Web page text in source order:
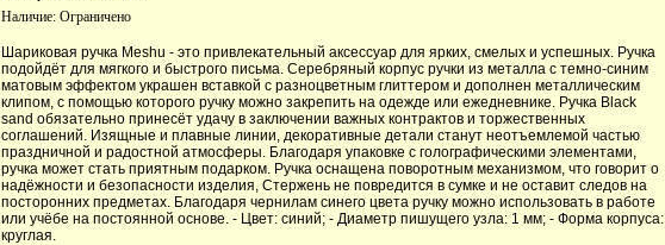
Наличие: Ограничено
Шариковая ручка Meshu - это привлекательный аксессуар для ярких, смелых и успешных. Ручка
подойдёт для мягкого и быстрого письма. Серебряный корпус ручки из металла с темно-синим
матовым эффектом украшен вставкой с разноцветным глиттером и дополнен металлическим
клипом, с помощью которого ручку можно закрепить на одежде или ежедневнике. Ручка Black
sand обязательно принесёт удачу в заключении важных контрактов и торжественных
соглашений. Изящные и плавные линии, декоративные детали станут неотъемлемой частью
праздничной и радостной атмосферы. Благодаря упаковке с голографическими элементами,
ручка может стать приятным подарком. Ручка оснащена поворотным механизмом, что говорит о
надёжности и безопасности изделия, Стержень не повредится в сумке и не оставит следов на
посторонних предметах. Благодаря чернилам синего цвета ручку можно использовать в работе
или учёбе на постоянной основе. - Цвет: синий; - Диаметр пишущего узла: 1 мм; - Форма корпуса:
круглая.